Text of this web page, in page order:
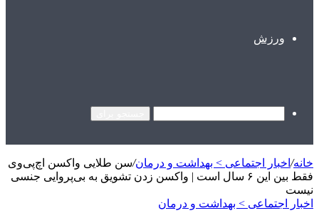
ورزش
خانه/ اخبار اجتماعی > بهداشت و درمان/سن طلایی واکسن اچ‌پی‌وی
فقط بین این ۶ سال است | واکسن زدن تشویق به بی‌پروایی جنسی
نیست
اخبار اجتماعی > بهداشت و درمان